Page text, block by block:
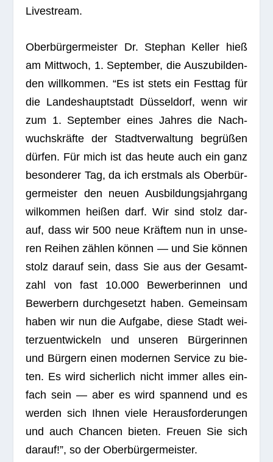
Livestream.
Ober­bür­ger­meis­ter Dr. Ste­phan Kel­ler hieß
am Mitt­woch, 1. Sep­tem­ber, die Aus­zu­bil­den­
den will­kom­men. “Es ist stets ein Fest­tag für
die Lan­des­haupt­stadt Düs­sel­dorf, wenn wir
zum 1. Sep­tem­ber eines Jah­res die Nach­
wuchs­kräfte der Stadt­ver­wal­tung begrü­ßen
dür­fen. Für mich ist das heute auch ein ganz
beson­de­rer Tag, da ich erst­mals als Ober­bür­
ger­meis­ter den neuen Aus­bil­dungs­jahr­gang
wil­kom­men hei­ßen darf. Wir sind stolz dar­
auf, dass wir 500 neue Kräf­tem nun in unse­
ren Rei­hen zäh­len kön­nen — und Sie kön­nen
stolz dar­auf sein, dass Sie aus der Gesamt­
zahl von fast 10.000 Bewer­be­rin­nen und
Bewer­bern durch­ge­setzt haben. Gemein­sam
haben wir nun die Auf­gabe, diese Stadt wei­
ter­zu­ent­wi­ckeln und unse­ren Bür­ge­rin­nen
und Bür­gern einen moder­nen Ser­vice zu bie­
ten. Es wird sicher­lich nicht immer alles ein­
fach sein — aber es wird span­nend und es
wer­den sich Ihnen viele Her­aus­for­de­run­gen
und auch Chan­cen bie­ten. Freuen Sie sich
dar­auf!”, so der Oberbürgermeister.